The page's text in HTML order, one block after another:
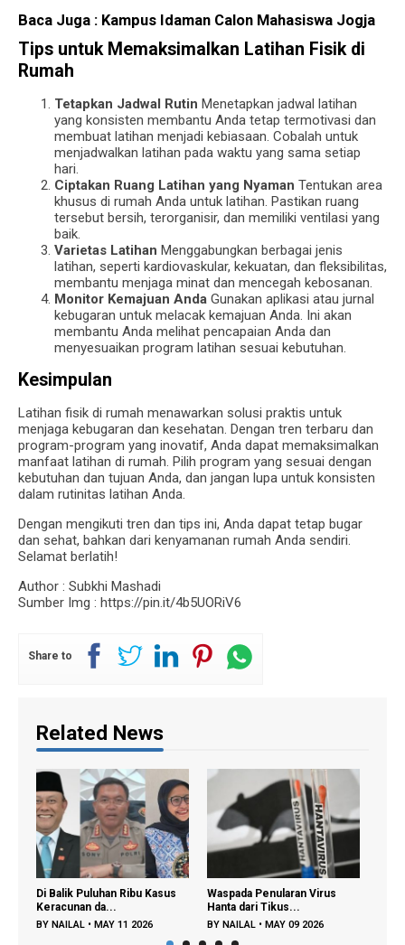
Baca Juga : Kampus Idaman Calon Mahasiswa Jogja
Tips untuk Memaksimalkan Latihan Fisik di
Rumah
Tetapkan Jadwal Rutin Menetapkan jadwal latihan
yang konsisten membantu Anda tetap termotivasi dan
membuat latihan menjadi kebiasaan. Cobalah untuk
menjadwalkan latihan pada waktu yang sama setiap
hari.
Ciptakan Ruang Latihan yang Nyaman Tentukan area
khusus di rumah Anda untuk latihan. Pastikan ruang
tersebut bersih, terorganisir, dan memiliki ventilasi yang
baik.
Varietas Latihan Menggabungkan berbagai jenis
latihan, seperti kardiovaskular, kekuatan, dan fleksibilitas,
membantu menjaga minat dan mencegah kebosanan.
Monitor Kemajuan Anda Gunakan aplikasi atau jurnal
kebugaran untuk melacak kemajuan Anda. Ini akan
membantu Anda melihat pencapaian Anda dan
menyesuaikan program latihan sesuai kebutuhan.
Kesimpulan
Latihan fisik di rumah menawarkan solusi praktis untuk
menjaga kebugaran dan kesehatan. Dengan tren terbaru dan
program-program yang inovatif, Anda dapat memaksimalkan
manfaat latihan di rumah. Pilih program yang sesuai dengan
kebutuhan dan tujuan Anda, dan jangan lupa untuk konsisten
dalam rutinitas latihan Anda.
Dengan mengikuti tren dan tips ini, Anda dapat tetap bugar
dan sehat, bahkan dari kenyamanan rumah Anda sendiri.
Selamat berlatih!
Author : Subkhi Mashadi
Sumber Img : https://pin.it/4b5UORiV6
Share to
Related News
Di Balik Puluhan Ribu Kasus
Keracunan da...
NAILAL •MAY 11 2026
Waspada Penularan Virus
Hanta dari Tikus...
NAILAL •MAY 09 2026